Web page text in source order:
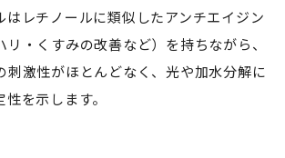
はレチノールに類似したアンチエイジン
リ・くすみの改善など）を持ちながら、
刺激性がほとんどなく、光や加水分解に
を示します。